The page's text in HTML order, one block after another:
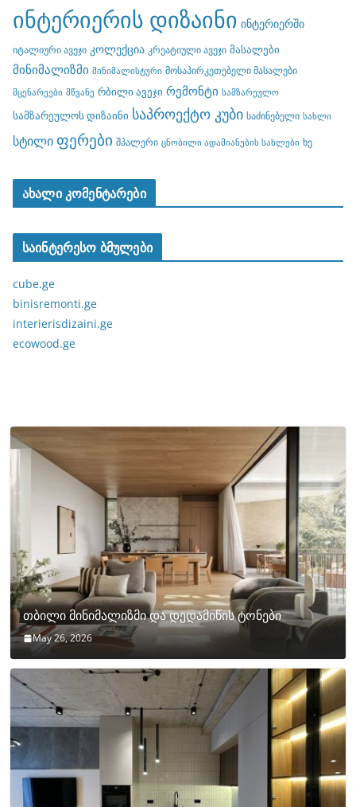
ინტერიერის დიზაინი ინტერიერში
იტალიური ავეჯი კოლექცია კრეატიული ავეჯი მასალები
მინიმალიზმი მინიმალისტური მოსაპირკეთებელი მასალები
მცენარეები მწვანე რბილი ავეჯი რემონტი სამზარეულო
სამზარეულოს დიზაინი საპროექტო კუბი საძინებელი სახლი
სტილი ფერები შპალერი ცნობილი ადამიანების სახლები ხე
ახალი კომენტარები
საინტერესო ბმულები
cube.ge
binisremonti.ge
interierisdizaini.ge
ecowood.ge
თბილი მინიმალიზმი და დედამიწის ტონები
May 26, 2026